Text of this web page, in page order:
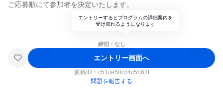
ご応募順にて参加者を決定いたします。
エントリーするとプログラムの詳細案内を
受け取れるようになります
締切：なし
エントリー画面へ
原稿ID： c51ce58cc4c5b62f
問題を報告する